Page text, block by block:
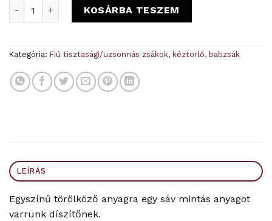
Munkagépek Kéztörlő mennyiség
KOSÁRBA TESZEM
Kategória: Fiú tisztasági/uzsonnás zsákok, kéztörlő, babzsák
LEÍRÁS
Egyszínű törölköző anyagra egy sáv mintás anyagot
varrunk díszítőnek.